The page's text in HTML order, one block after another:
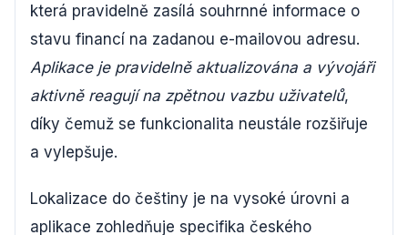
která pravidelně zasílá souhrnné informace o
stavu financí na zadanou e-mailovou adresu.
Aplikace je pravidelně aktualizována a vývojáři
aktivně reagují na zpětnou vazbu uživatelů,
díky čemuž se funkcionalita neustále rozšiřuje
a vylepšuje.
Lokalizace do češtiny je na vysoké úrovni a
aplikace zohledňuje specifika českého